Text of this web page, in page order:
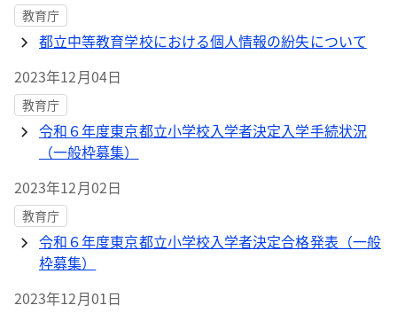
教育庁
都立中等教育学校における個人情報の紛失について
2023年12月04日
教育庁
令和６年度東京都立小学校入学者決定入学手続状況
（一般枠募集）
2023年12月02日
教育庁
令和６年度東京都立小学校入学者決定合格発表（一般
枠募集）
2023年12月01日